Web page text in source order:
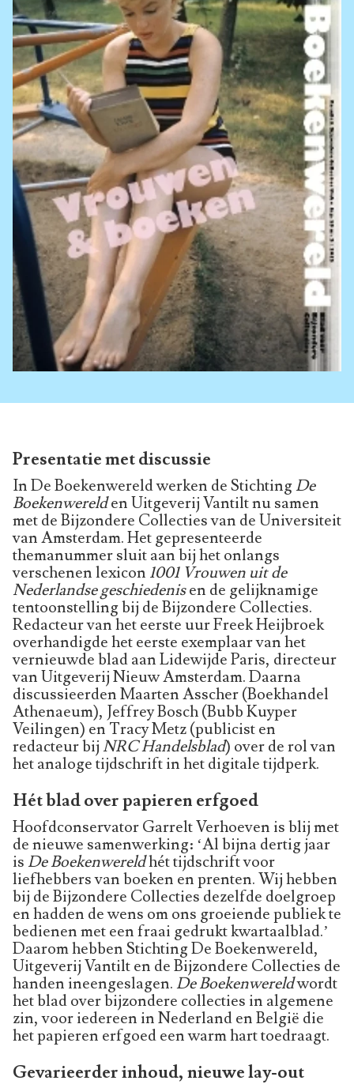
Presentatie met discussie
In De Boekenwereld werken de StichtingDe
Boekenwerelden Uitgeverij Vantilt nu samen
met de Bijzondere Collecties van de Universiteit
van Amsterdam. Het gepresenteerde
themanummer sluit aan bij het onlangs
verschenen lexicon 1001 Vrouwen uit de
Nederlandse geschiedenisen de gelijknamige
tentoonstelling bij de Bijzondere Collecties.
Redacteur van het eerste uur Freek Heijbroek
overhandigde het eerste exemplaar van het
vernieuwde blad aan Lidewijde Paris, directeur
van Uitgeverij Nieuw Amsterdam. Daarna
discussieerden Maarten Asscher (Boekhandel
Athenaeum), Jeffrey Bosch (Bubb Kuyper
Veilingen) en Tracy Metz (publicist en
redacteur bijNRC Handelsblad) over de rol van
het analoge tijdschrift in het digitale tijdperk.
Hét blad over papieren erfgoed
Hoofdconservator Garrelt Verhoeven is blij met
de nieuwe samenwerking: ‘Al bijna dertig jaar
isDe Boekenwereldhét tijdschrift voor
liefhebbers van boeken en prenten. Wij hebben
bij de Bijzondere Collecties dezelfde doelgroep
en hadden de wens om ons groeiende publiek te
bedienen met een fraai gedrukt kwartaalblad.’
Daarom hebben Stichting De Boekenwereld,
Uitgeverij Vantilt en de Bijzondere Collecties de
handen ineengeslagen.De Boekenwereldwordt
het blad over bijzondere collecties in algemene
zin, voor iedereen in Nederland en België die
het papieren erfgoed een warm hart toedraagt.
Gevarieerder inhoud, nieuwe lay-out